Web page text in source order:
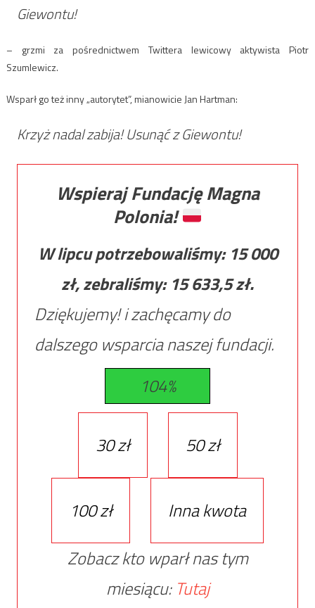
Giewontu!
– grzmi za pośrednictwem Twittera lewicowy aktywista Piotr
Szumlewicz.
Wsparł go też inny „autorytet”, mianowicie Jan Hartman:
Krzyż nadal zabija! Usunąć z Giewontu!
Wspieraj Fundację Magna
Polonia!
W lipcu potrzebowaliśmy: 15 000
zł, zebraliśmy: 15 633,5zł.
Dziękujemy! i zachęcamy do
dalszego wsparcia naszej fundacji.
104%
30 zł 50 zł
100 zł
Inna kwota
Zobacz kto wparł nas tym
miesiącu: Tutaj